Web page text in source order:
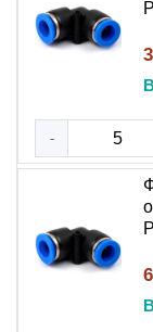
Рабочая
### Основное
Г-образный
двух
диаметра с
90° . Угловое
линии в
изгиба трубки,
способность и
-